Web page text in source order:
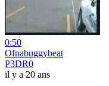
0:50
Ofnabuggybeat
P3DR0
il y a 20 ans